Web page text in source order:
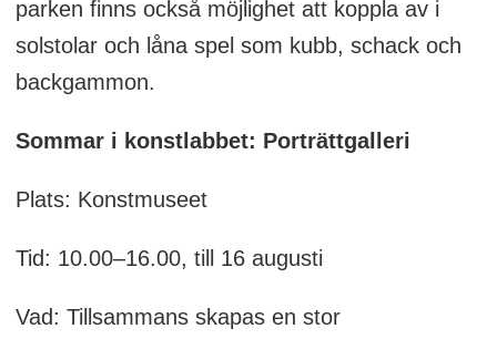
parken finns också möjlighet att koppla av i
solstolar och låna spel som kubb, schack och
backgammon.
Sommar i konstlabbet: Porträttgalleri
Plats: Konstmuseet
Tid: 10.00–16.00, till 16 augusti
Vad: Tillsammans skapas en stor